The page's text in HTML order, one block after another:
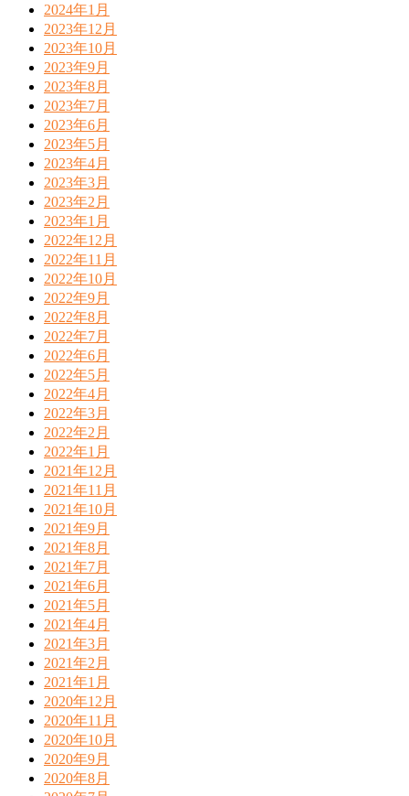
2024年1月
2023年12月
2023年10月
2023年9月
2023年8月
2023年7月
2023年6月
2023年5月
2023年4月
2023年3月
2023年2月
2023年1月
2022年12月
2022年11月
2022年10月
2022年9月
2022年8月
2022年7月
2022年6月
2022年5月
2022年4月
2022年3月
2022年2月
2022年1月
2021年12月
2021年11月
2021年10月
2021年9月
2021年8月
2021年7月
2021年6月
2021年5月
2021年4月
2021年3月
2021年2月
2021年1月
2020年12月
2020年11月
2020年10月
2020年9月
2020年8月